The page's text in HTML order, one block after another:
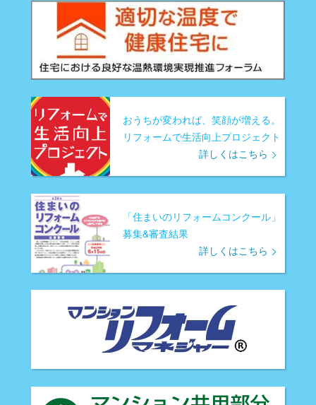
おうちが変われば、笑顔が増える。
リフォームで生活向上プロジェクト
詳しくはこちら
「住まいのリフォームコンクール」
募集&審査結果
詳しくはこちら